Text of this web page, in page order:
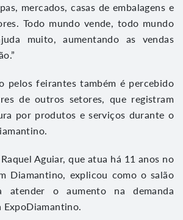
mercados, casas de embalagens e
Todo mundo vende, todo mundo
muito, aumentando as vendas
pelos feirantes também é percebido
de outros setores, que registram
por produtos e serviços durante o
Aguiar, que atua há 11 anos no
Diamantino, explicou como o salão
atender o aumento na demanda
ExpoDiamantino.